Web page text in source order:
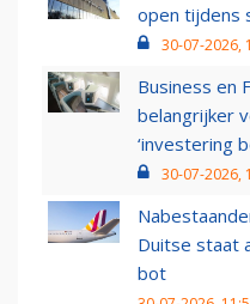
open tijdens
30-07-2026,
Business en
belangrijker
‘investering
30-07-2026,
Duitse staat
bot